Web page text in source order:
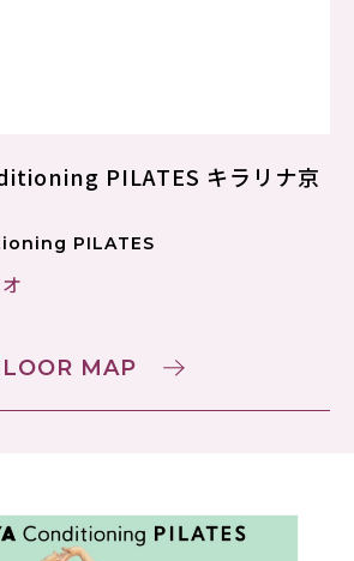
PILATES キラリナ京
PILATES
MAP